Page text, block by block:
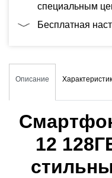
специальным
Бесплатная
Описание
12